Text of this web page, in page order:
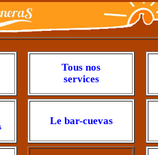
Tous nos
services
Le bar-cuevas